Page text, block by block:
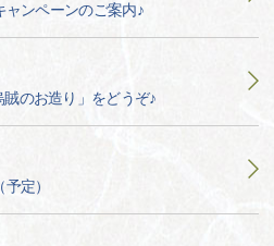
ャンペーンのご案内♪
のお造り」をどうぞ♪
定）